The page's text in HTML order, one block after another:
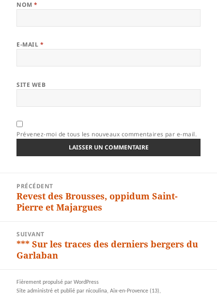
NOM*
E-MAIL *
SITE WEB
Prévenez-moi de tous les nouveaux commentaires par e-mail.
l’article
PRÉCÉDENT
Article
précédent :
Revest des Brousses, oppidum Saint-
Pierre et Majargues
SUIVANT
Article
suivant :
*** Sur les traces des derniers bergers du
Garlaban
Fièrement propulsé par WordPress
Site administré et publié par nicoulina, Aix-en-Provence (13),